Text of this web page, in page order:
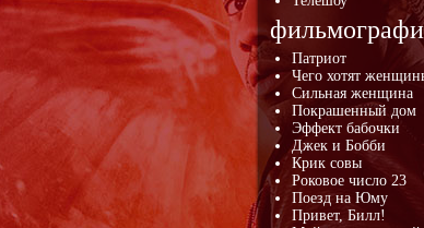
Патриот
Чего хотят
Сильная женщина
Покрашенный дом
Эффект бабочки
Джек и Бобби
Крик совы
Роковое число 23
Поезд на Юму
Привет, Билл!